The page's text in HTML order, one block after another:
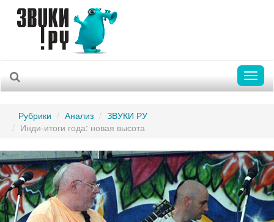
Рубрики Анализ
ЗВУКИ РУ
Инди-итоги года: новая высота